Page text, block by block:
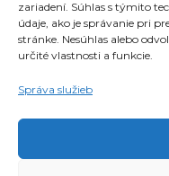
zariadení. Súhlas s týmito
údaje, ako je správanie pri
stránke. Nesúhlas alebo
určité vlastnosti a funkcie.
Správa služieb
Chcete dostávať
Email